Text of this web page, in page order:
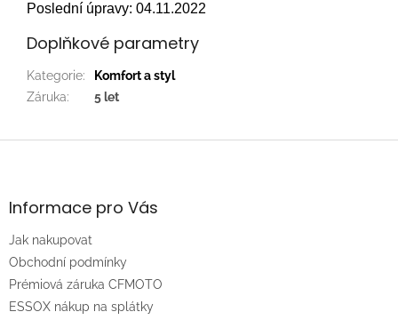
Poslední úpravy: 04.11.2022
Doplňkové parametry
Kategorie:
Komfort a styl
Záruka: 5 let
Z
aInformace pro Vás
Jak nakupovat
Obchodní podmínky
Prémiová záruka CFMOTO
ESSOX nákup na splátky